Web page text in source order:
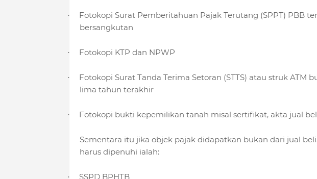
·
Fotokopi Surat Pemberitahuan Pajak Terutang (SPPT) PBB
bersangkutan
· Fotokopi KTP dan NPWP
·
Fotokopi Surat Tanda Terima Setoran (STTS) atau struk ATM
lima tahun terakhir
· Fotokopi bukti kepemilikan tanah misal sertifikat, akta jual
Sementara itu jika objek pajak didapatkan bukan dari jual
harus dipenuhi ialah:
· SSPD BPHTB